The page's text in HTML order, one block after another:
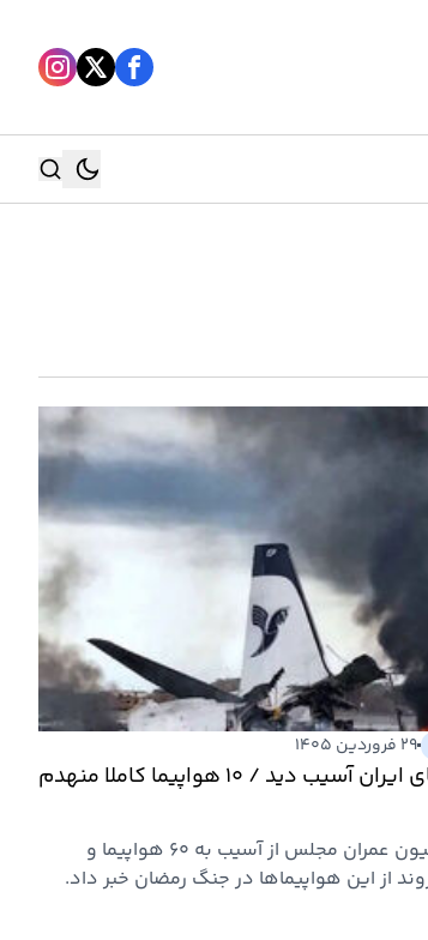
۲۹ فروردین ۱۴۰۵
۶۰ هواپیمای ایران آسیب دید / ۱۰ هواپیما کاملا منهدم
رئیس کمیسیون عمران مجلس از آسیب به ۶۰ هواپیما و